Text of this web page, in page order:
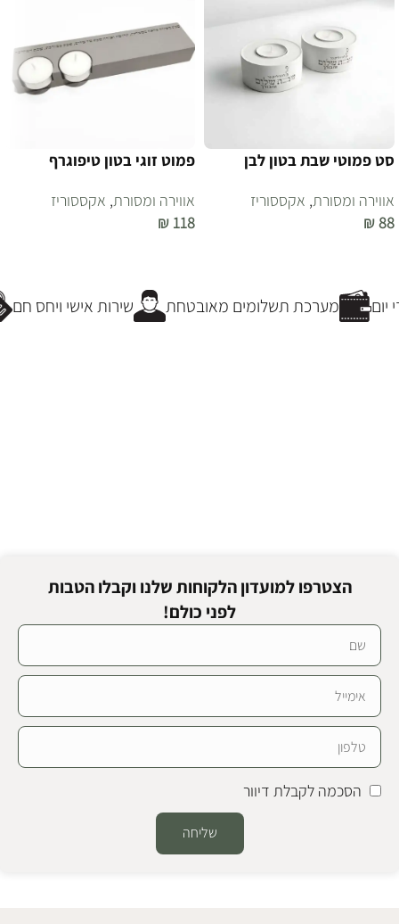
סט פמוטי שבת בטון לבן
אווירה ומסורת, אקססוריז
₪88
פמוט זוגי בטון טיפוגרף
אווירה ומסורת, אקססוריז
₪ 118
שירות אישי ויחס חם מערכת תשלומים מאובטחת
הצטרפו למועדון הלקוחות שלנו וקבלו הטבות
לפני כולם!
הסכמה לקבלת דיוור
שליחה